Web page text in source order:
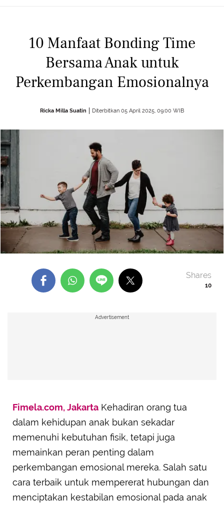
10 Manfaat Bonding Time
Bersama Anak untuk
Perkembangan Emosionalnya
Ricka Milla Suatin Diterbitkan 05 April 2025, 09:00 WIB
10
Shares
Advertisement
Fimela.com, Jakarta Kehadiran orang tua
dalam kehidupan anak bukan sekadar
memenuhi kebutuhan fisik, tetapi juga
memainkan peran penting dalam
perkembangan emosional mereka. Salah satu
cara terbaik untuk mempererat hubungan dan
menciptakan kestabilan emosional pada anak